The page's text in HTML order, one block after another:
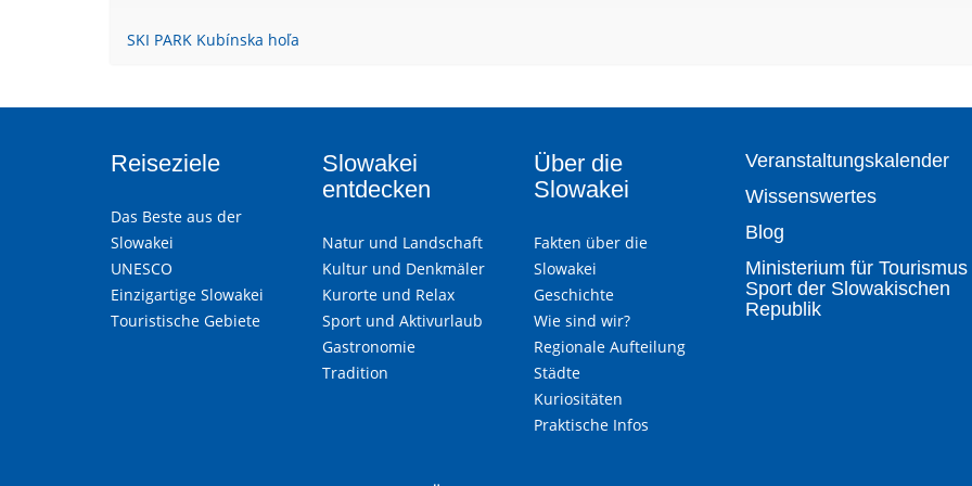
SKI PARK Kubínska hoľa
Reiseziele
Das Beste aus der
Slowakei
UNESCO
Einzigartige Slowakei
Touristische Gebiete
Slowakei
entdecken
Natur und Landschaft
Kultur und Denkmäler
Kurorte und Relax
Sport und Aktivurlaub
Gastronomie
Tradition
Über die
Slowakei
Fakten über die
Slowakei
Geschichte
Wie sind wir?
Regionale Aufteilung
Städte
Kuriositäten
Praktische Infos
Veranstaltungskalender
Wissenswertes
Blog
Ministerium für
Sport der Slowakischen
Republik